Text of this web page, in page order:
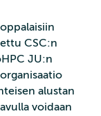
CSC:n
JU:n
alustan
voidaan